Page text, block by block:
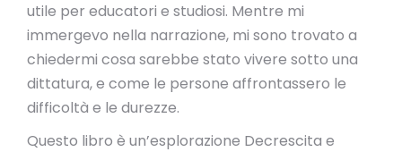
utile per educatori e studiosi. Mentre mi
immergevo nella narrazione, mi sono trovato a
chiedermi cosa sarebbe stato vivere sotto una
dittatura, e come le persone affrontassero le
difficoltà e le durezze.
Questo libro è un’esplorazione Decrescita e